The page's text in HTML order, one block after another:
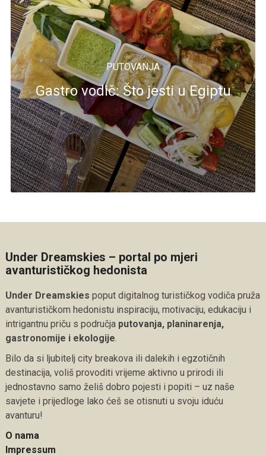
PUTOVANJA
Gastro vodič: Što jesti u Egiptu
Under Dreamskies – portal po mjeri
avanturističkog hedonista
Under Dreamskies poput digitalnog turističkog vodiča pruža
avanturističkom hedonistu inspiraciju, motivaciju, edukaciju i
intrigantnu priču s područja putovanja, planinarenja,
gastronomije i ekologije.
Bilo da si ljubitelj city breakova ili dalekih i egzotičnih
destinacija, voliš provoditi vrijeme aktivno u prirodi ili
jednostavno samo želiš dobro pojesti i popiti – uz naše
savjete i prijedloge lako ćeš se otisnuti u svoju iduću
avanturu!
O nama
Impressum